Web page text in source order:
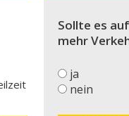
Sollte es
mehr
ja
nein